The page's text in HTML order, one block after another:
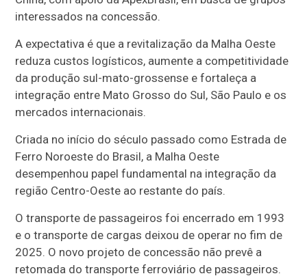
interessados na concessão.
A expectativa é que a revitalização da Malha Oeste
reduza custos logísticos, aumente a competitividade
da produção sul-mato-grossense e fortaleça a
integração entre Mato Grosso do Sul, São Paulo e os
mercados internacionais.
Criada no início do século passado como Estrada de
Ferro Noroeste do Brasil, a Malha Oeste
desempenhou papel fundamental na integração da
região Centro-Oeste ao restante do país.
O transporte de passageiros foi encerrado em 1993
e o transporte de cargas deixou de operar no fim de
2025. O novo projeto de concessão não prevê a
retomada do transporte ferroviário de passageiros.